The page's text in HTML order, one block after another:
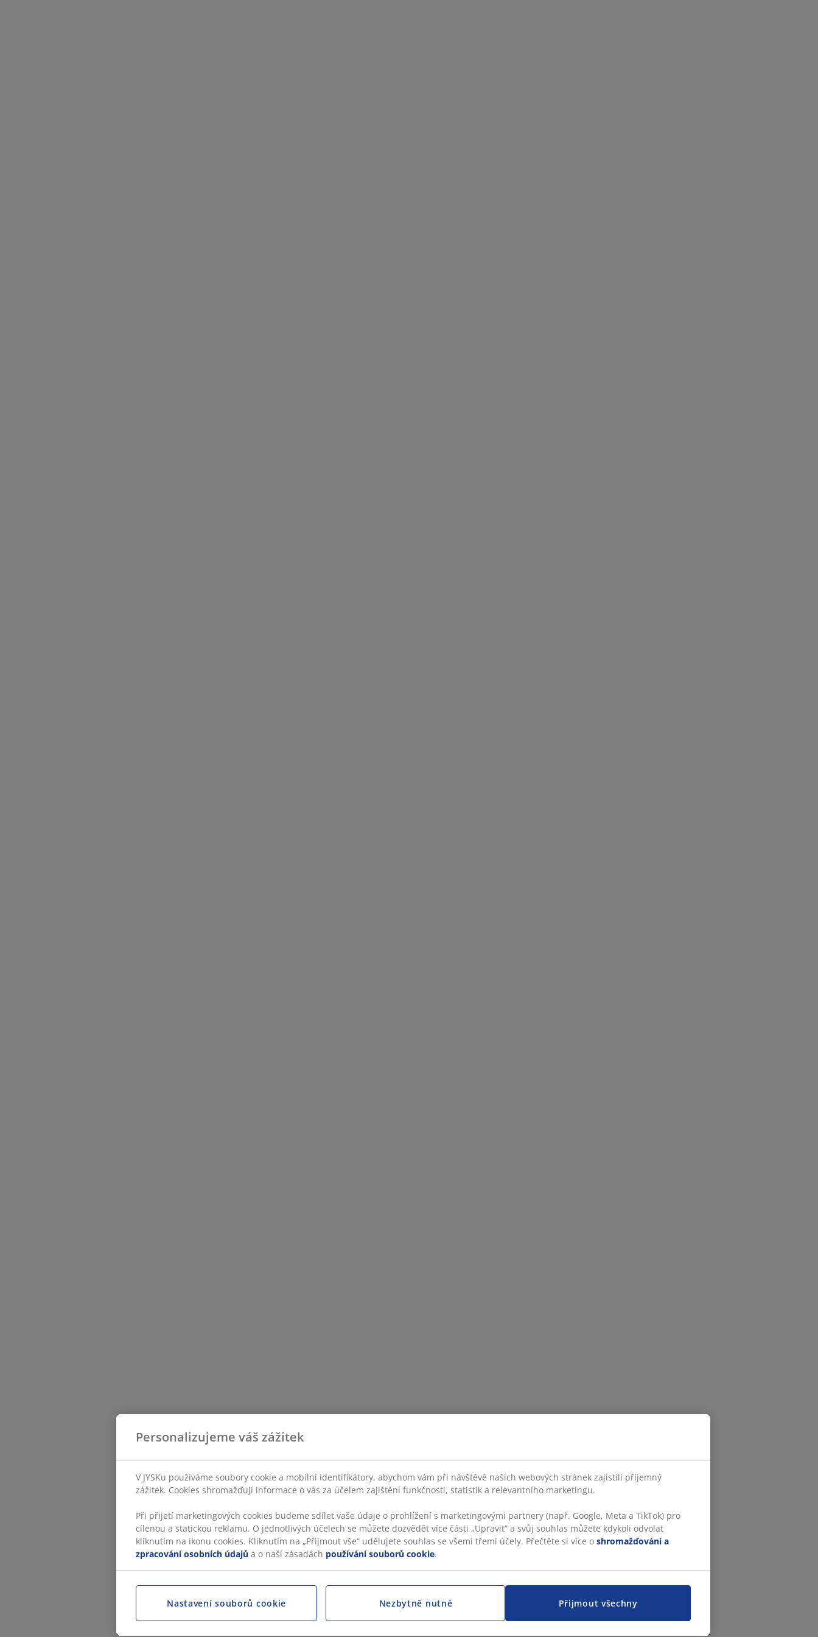
Personalizujeme váš zážitek
V JYSKu používáme soubory cookie a mobilní identifikátory, abychom vám při návštěvě našich webových stránek zajistili příjemný
zážitek. Cookies shromažďují informace o vás za účelem zajištění funkčnosti, statistik a relevantního marketingu.
Při přijetí marketingových cookies budeme sdílet vaše údaje o prohlížení s marketingovými partnery (např. Google, Meta a TikTok) pro
cílenou a statickou reklamu. O jednotlivých účelech se můžete dozvědět více části „Upravit“ a svůj souhlas můžete kdykoli odvolat
kliknutím na ikonu cookies. Kliknutím na „Přijmout vše“ udělujete souhlas se všemi třemi účely. Přečtěte si více o shromažďování a
zpracování osobních údajů a o naší zásadách používání souborů cookie.
Přijmout všechny
Nastavení souborů cookie Nezbytně nutné